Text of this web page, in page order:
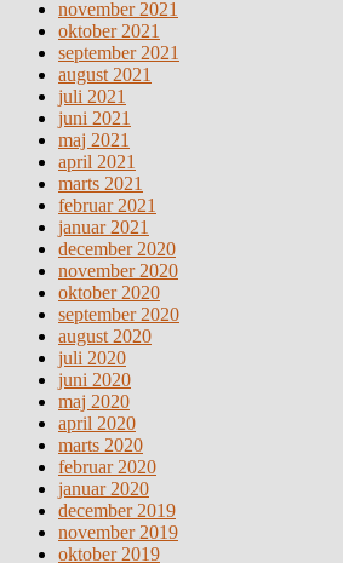
november 2021
oktober 2021
september 2021
august 2021
juli 2021
juni 2021
maj 2021
april 2021
marts 2021
februar 2021
januar 2021
december 2020
november 2020
oktober 2020
september 2020
august 2020
juli 2020
juni 2020
maj 2020
april 2020
marts 2020
februar 2020
januar 2020
december 2019
november 2019
oktober 2019